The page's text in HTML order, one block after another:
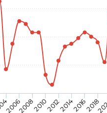
2006200820102012201420162018